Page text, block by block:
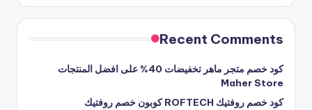
Recent Comments
كود خصم متجر ماهر تخفيضات 40% على افضل المنتجات
Maher Store
كود خصم روفتيك ROFTECH كوبون خصم روفتيك